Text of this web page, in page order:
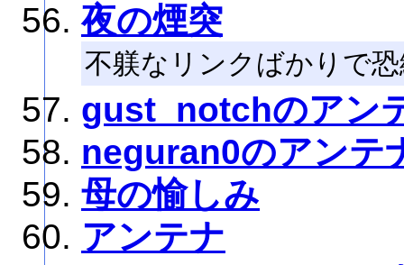
夜の煙突
不躾なリンクばかりで
gust_notchのアン
neguran0のアンテ
母の愉しみ
アンテナ